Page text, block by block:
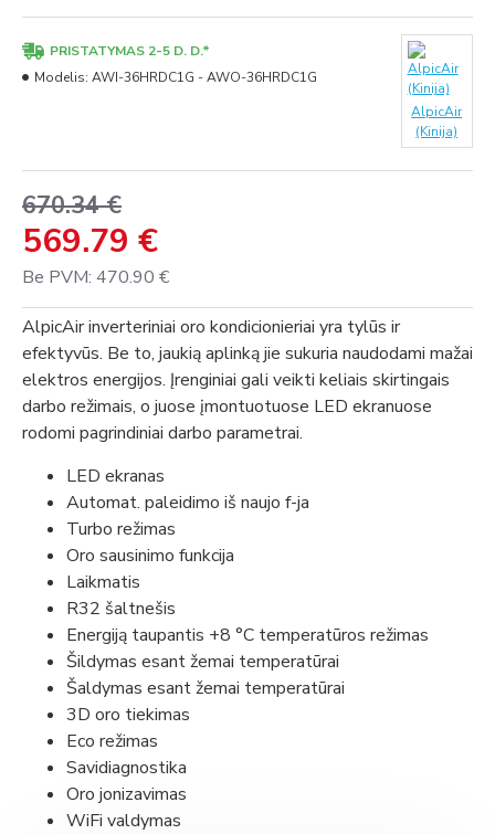
569.79 €
670.34 €
Be PVM: 470.90 €
PRISTATYMAS 2-5 D. D.*
Modelis: AWI-36HRDC1G - AWO-36HRDC1G
AlpicAir
(Kinija)
AlpicAir inverteriniai oro kondicionieriai yra tylūs ir
efektyvūs. Be to, jaukią aplinką jie sukuria naudodami mažai
elektros energijos. Įrenginiai gali veikti keliais skirtingais
darbo režimais, o juose įmontuotuose LED ekranuose
rodomi pagrindiniai darbo parametrai.
LED ekranas
Automat. paleidimo iš naujo f-ja
Turbo režimas
Oro sausinimo funkcija
Laikmatis
R32 šaltnešis
Energiją taupantis +8 °C temperatūros režimas
Šildymas esant žemai temperatūrai
Šaldymas esant žemai temperatūrai
3D oro tiekimas
Eco režimas
Savidiagnostika
Oro jonizavimas
WiFi valdymas